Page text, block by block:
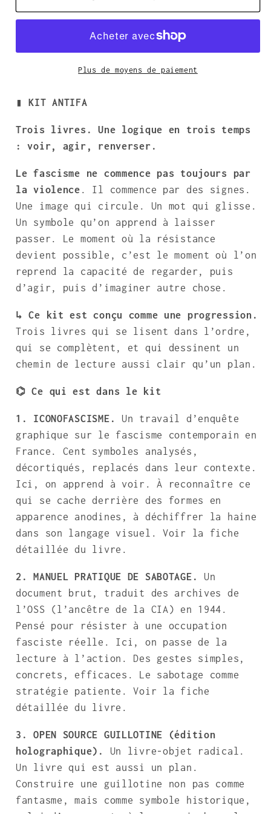
KIT
KIT
ANTIFA
:
livres
Plus de moyens de paiement
▮ KIT ANTIFA
Trois livres. Une logique en trois temps
: voir, agir, renverser.
Le fascisme ne commence pas toujours par
la violence . Il commence par des signes.
Une image qui circule. Un mot qui glisse.
Un symbole qu’on apprend à laisser
passer. Le moment où la résistance
devient possible, c’est le moment où l’on
reprend la capacité de regarder, puis
d’agir, puis d’imaginer autre chose.
↳ Ce kit est conçu comme une progression.
Trois livres qui se lisent dans l’ordre,
qui se complètent, et qui dessinent un
chemin de lecture aussi clair qu’un plan.
⌬ Ce qui est dans le kit
1. ICONOFASCISME.
Un travail d’enquête
graphique sur le fascisme contemporain en
France. Cent symboles analysés,
décortiqués, replacés dans leur contexte.
Ici, on apprend à voir. À reconnaître ce
qui se cache derrière des formes en
apparence anodines, à déchiffrer la haine
dans son langage visuel. Voir la fiche
détaillée du livre.
2. MANUEL PRATIQUE DE SABOTAGE.
Un
document brut, traduit des archives de
l’OSS (l’ancêtre de la CIA) en 1944.
Pensé pour résister à une occupation
fasciste réelle. Ici, on passe de la
lecture à l’action. Des gestes simples,
concrets, efficaces. Le sabotage comme
stratégie patiente. Voir la fiche
détaillée du livre.
3. OPEN SOURCE GUILLOTINE (édition
holographique). Un livre-objet radical.
Un livre qui est aussi un plan.
Construire une guillotine non pas comme
fantasme, mais comme symbole historique,